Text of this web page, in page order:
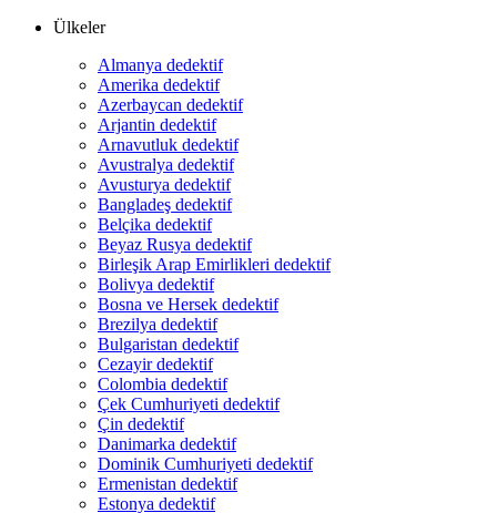
Ülkeler
Almanya dedektif
Amerika dedektif
Azerbaycan dedektif
Arjantin dedektif
Arnavutluk dedektif
Avustralya dedektif
Avusturya dedektif
Bangladeş dedektif
Belçika dedektif
Beyaz Rusya dedektif
Birleşik Arap Emirlikleri dedektif
Bolivya dedektif
Bosna ve Hersek dedektif
Brezilya dedektif
Bulgaristan dedektif
Cezayir dedektif
Colombia dedektif
Çek Cumhuriyeti dedektif
Çin dedektif
Danimarka dedektif
Dominik Cumhuriyeti dedektif
Ermenistan dedektif
Estonya dedektif